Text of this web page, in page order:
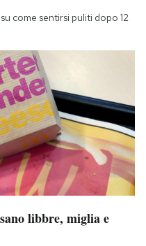
come sentirsi puliti dopo 12
libbre, miglia e